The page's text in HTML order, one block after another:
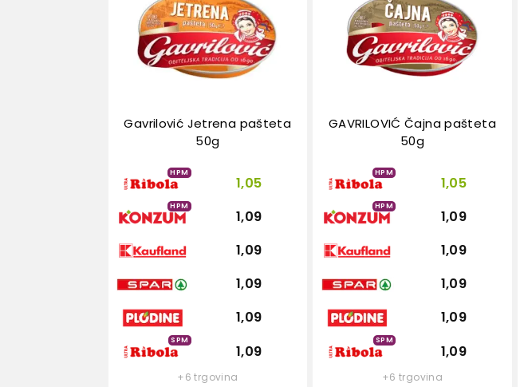
Gavrilović Jetrena pašteta
50g
HPM
1,05
HPM
1,09
1,09
1,09
1,09
SPM
1,09
+6 trgovina
GAVRILOVIĆ Čajna pašteta
50g
HPM
1,05
HPM
1,09
1,09
1,09
1,09
SPM
1,09
+6 trgovina